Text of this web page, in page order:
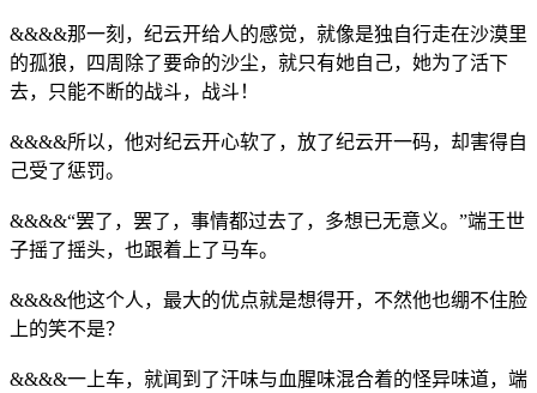
&&&&那一刻，纪云开给人的感觉，就像是独自行走在沙漠里
的孤狼，四周除了要命的沙尘，就只有她自己，她为了活下
去，只能不断的战斗，战斗！
&&&&所以，他对纪云开心软了，放了纪云开一码，却害得自
己受了惩罚。
&&&&“罢了，罢了，事情都过去了，多想已无意义。”端王世
子摇了摇头，也跟着上了马车。
&&&&他这个人，最大的优点就是想得开，不然他也绷不住脸
上的笑不是？
&&&&一上车，就闻到了汗味与血腥味混合着的怪异味道，端